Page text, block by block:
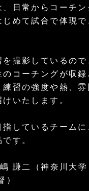
、日常からコーチン
めて試合で体現で
撮影しているので
コーチングが収録
習の強度や熱、雰
いたします。
しているチームに
す。
謙二（神奈川大学
）